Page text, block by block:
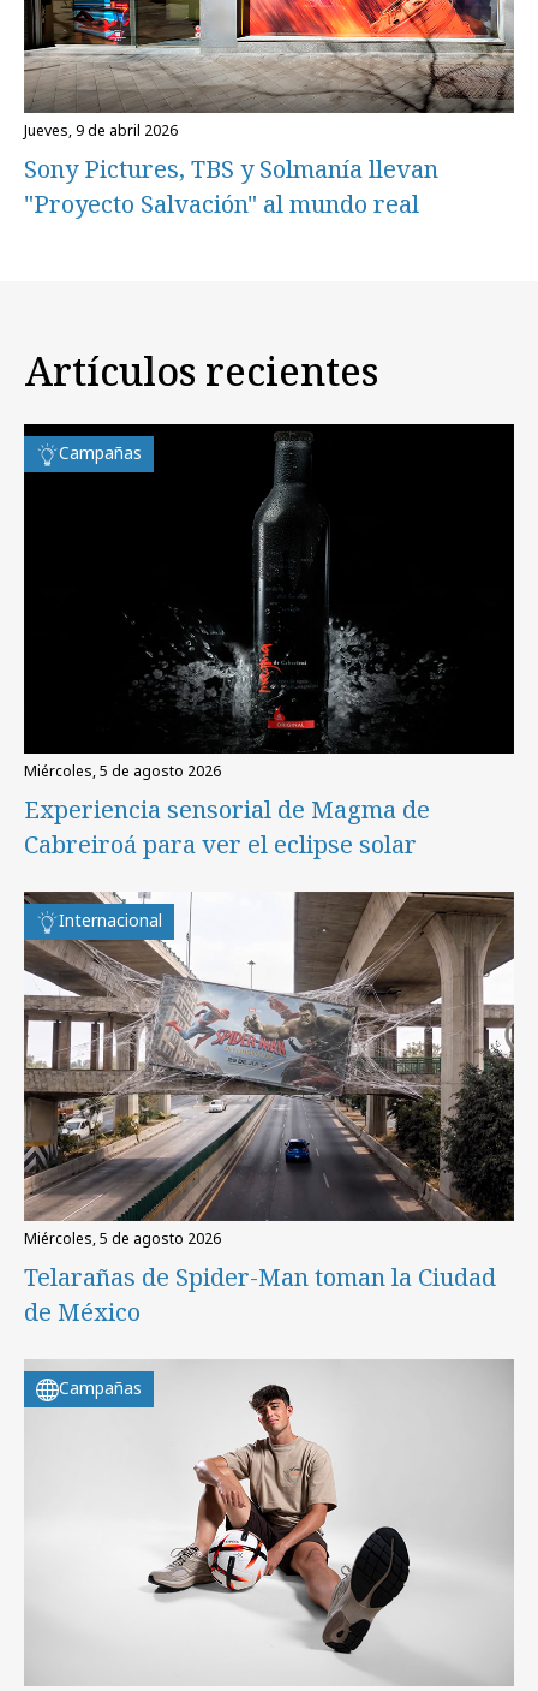
jueves, 9 de abril 2026
Sony Pictures, TBS y Solmanía llevan
"Proyecto Salvación" al mundo real
Artículos recientes
Campañas
miércoles, 5 de agosto 2026
Experiencia sensorial de Magma de
Cabreiroá para ver el eclipse solar
Internacional
miércoles, 5 de agosto 2026
Telarañas de Spider-Man toman la Ciudad
de México
Campañas